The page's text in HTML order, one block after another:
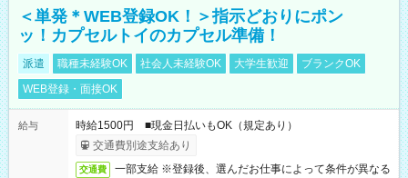
＜単発＊WEB登録OK！＞指示どおりにポン
ッ！カプセルトイのカプセル準備！
派遣 職種未経験OK 社会人未経験OK 大学生歓迎
ブランクOK
WEB登録・面接OK
給与
時給1500円 ■現金日払いもOK（規定あり）
交通費別途支給あり
交通費
一部支給 ※登録後、選んだお仕事によって条件が異なる